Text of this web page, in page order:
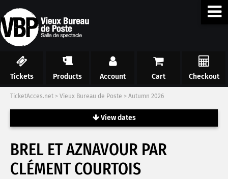
Tickets Products Account Cart Checkout
TicketAcces.net > Vieux Bureau de Poste > Autumn 2026
View dates
BREL ET AZNAVOUR PAR
CLÉMENT COURTOIS